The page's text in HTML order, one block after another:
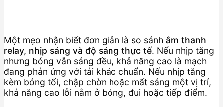
Một mẹo nhận biết đơn giản là so sánh âm thanh
relay, nhịp sáng và độ sáng thực tế. Nếu nhịp tăng
nhưng bóng vẫn sáng đều, khả năng cao là mạch
đang phản ứng với tải khác chuẩn. Nếu nhịp tăng
kèm bóng tối, chập chờn hoặc mất sáng một vị trí,
khả năng cao lỗi nằm ở bóng, đui hoặc tiếp điểm.